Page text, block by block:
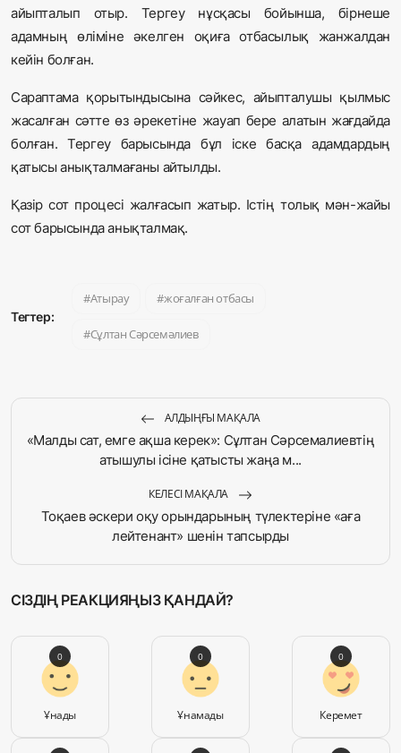
айыпталып отыр. Тергеу нұсқасы бойынша, бірнеше
адамның өліміне әкелген оқиға отбасылық жанжалдан
кейін болған.
Сараптама қорытындысына сәйкес, айыпталушы қылмыс
жасалған сәтте өз әрекетіне жауап бере алатын жағдайда
болған. Тергеу барысында бұл іске басқа адамдардың
қатысы анықталмағаны айтылды.
Қазір сот процесі жалғасып жатыр. Істің толық мән-жайы
сот барысында анықталмақ.
Тегтер:
Атырау жоғалған отбасы
Сұлтан Сәрсемәлиев
АЛДЫҢҒЫ МАҚАЛА
«Малды сат, емге ақша керек»: Сұлтан Сәрсемалиевтің
атышулы ісіне қатысты жаңа м...
КЕЛЕСІ МАҚАЛА
Тоқаев әскери оқу орындарының түлектеріне «аға
лейтенант» шенін тапсырды
СІЗДІҢ РЕАКЦИЯҢЫЗ ҚАНДАЙ?
Ұнады
0
Ұнамады
0
Керемет
0